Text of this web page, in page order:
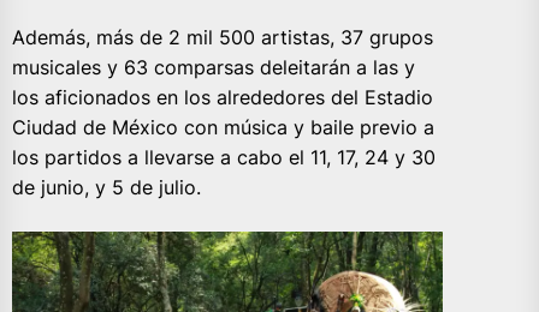
Además, más de 2 mil 500 artistas, 37 grupos
musicales y 63 comparsas deleitarán a las y
los aficionados en los alrededores del Estadio
Ciudad de México con música y baile previo a
los partidos a llevarse a cabo el 11, 17, 24 y 30
de junio, y 5 de julio.